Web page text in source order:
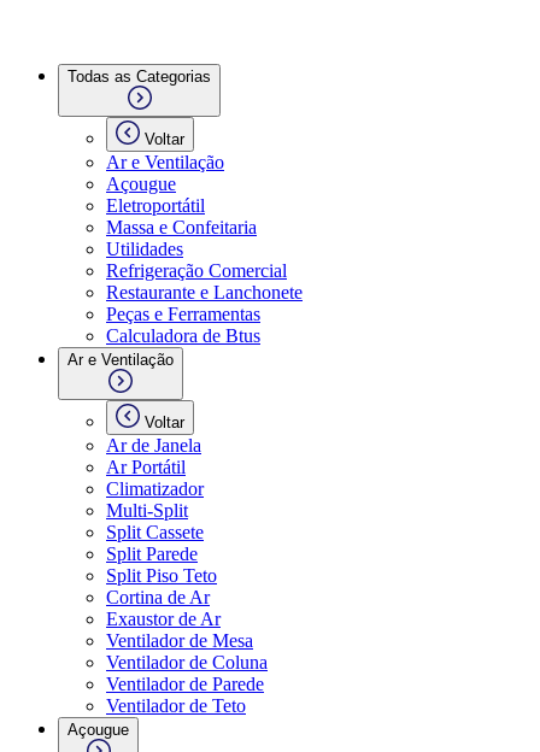
Todas as Categorias
Voltar
Ar e Ventilação
Açougue
Eletroportátil
Massa e Confeitaria
Utilidades
Refrigeração Comercial
Restaurante e Lanchonete
Peças e Ferramentas
Calculadora de Btus
Ar e Ventilação
Voltar
Ar de Janela
Ar Portátil
Climatizador
Multi-Split
Split Cassete
Split Parede
Split Piso Teto
Cortina de Ar
Exaustor de Ar
Ventilador de Mesa
Ventilador de Coluna
Ventilador de Parede
Ventilador de Teto
Açougue